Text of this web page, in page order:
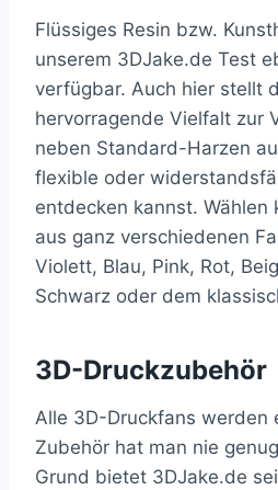
Flüssiges Resin bzw.
unserem 3DJake.de Test
verfügbar. Auch hier stellt
hervorragende Vielfalt zur
neben Standard-Harzen
flexible oder
entdecken kannst. Wählen
aus ganz verschiedenen
Violett, Blau, Pink, Rot,
Schwarz oder dem
3D-Druckzubehör
Alle 3D-Druckfans werden
Zubehör hat man nie
Grund bietet 3DJake.de